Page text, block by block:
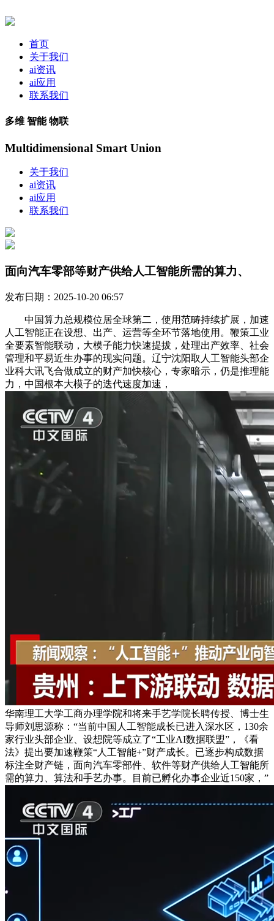
首页
关于我们
ai资讯
ai应用
联系我们
多维 智能 物联
Multidimensional Smart Union
关于我们
ai资讯
ai应用
联系我们
面向汽车零部等财产供给人工智能所需的算力、
发布日期：2025-10-20 06:57
中国算力总规模位居全球第二，使用范畴持续扩展，加速
人工智能正在设想、出产、运营等全环节落地使用。鞭策工业
全要素智能联动，大模子能力快速提拔，处理出产效率、社会
管理和平易近生办事的现实问题。辽宁沈阳取人工智能头部企
业科大讯飞合做成立的财产加快核心，专家暗示，仍是推理能
力，中国根本大模子的迭代速度加速，
华南理工大学工商办理学院和将来手艺学院长聘传授、博士生
导师刘思源称：“当前中国人工智能成长已进入深水区，130余
家行业头部企业、设想院等成立了“工业AI数据联盟”，《看
法》提出要加速鞭策“人工智能+”财产成长。已逐步构成数据
标注全财产链，面向汽车零部件、软件等财产供给人工智能所
需的算力、算法和手艺办事。目前已孵化办事企业近150家，”